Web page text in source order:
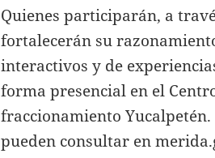
Quienes participarán, a
fortalecerán su
interactivos y de
forma presencial en el
fraccionamiento
pueden consultar en